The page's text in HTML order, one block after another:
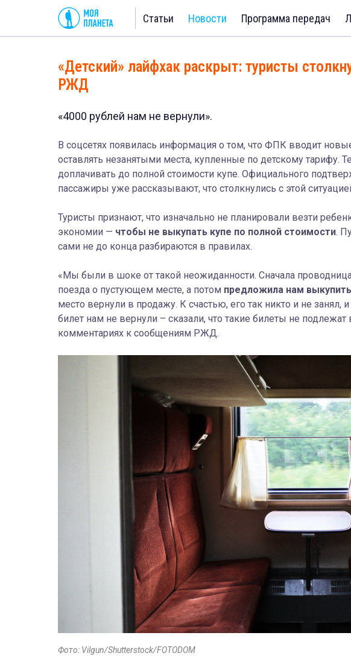
Статьи Новости Программа передач
«Детский» лайфхак раскрыт: туристы
РЖД
«4000 рублей нам не вернули».
В соцсетях появилась информация о том, что ФПК вводит
оставлять незанятыми места, купленные по детскому тарифу.
доплачивать до полной стоимости купе. Официального
пассажиры уже рассказывают, что столкнулись с этой
Туристы признают, что изначально не планировали везти
экономии — чтобы не выкупать купе по полной стоимости.
сами не до конца разбираются в правилах.
«Мы были в шоке от такой неожиданности. Сначала
поезда о пустующем месте, а потом предложила нам
место вернули в продажу. К счастью, его так никто и не занял,
билет нам не вернули – сказали, что такие билеты не
комментариях к сообщениям РЖД.
Фото: Vilgun/Shutterstock/FOTODOM